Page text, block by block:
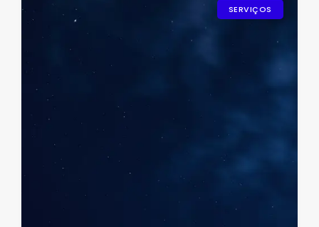
SERVIÇOS